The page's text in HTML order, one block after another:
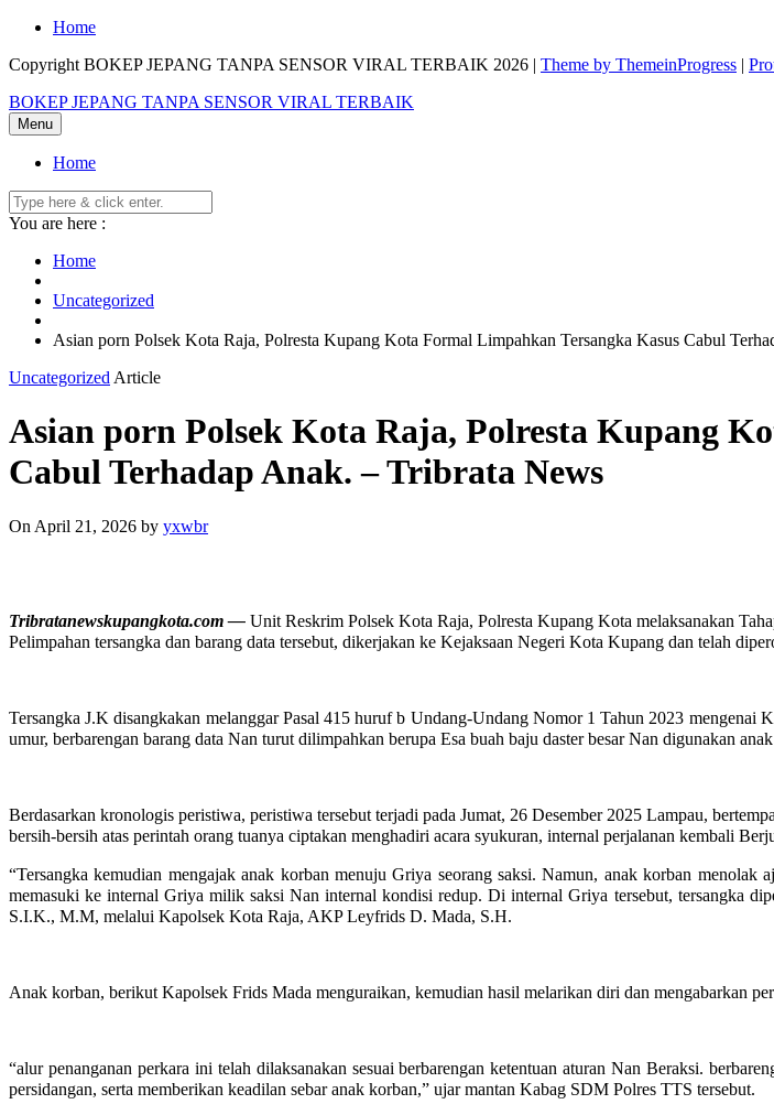
Skip
content
Home
Copyright BOKEP JEPANG TANPA SENSOR VIRAL TERBAIK 2026 | Theme by ThemeinProgress |
BOKEP JEPANG TANPA SENSOR VIRAL TERBAIK
Menu
Home
You are here :
Home
Uncategorized
Asian porn Polsek Kota Raja, Polresta Kupang Kota Formal Limpahkan Tersangka Kasus Cabul
Uncategorized Article
Asian porn Polsek Kota Raja, Polresta Kupang
Cabul Terhadap Anak. – Tribrata News
On April 21, 2026 by yxwbr
Tribratanewskupangkota.com — Unit Reskrim Polsek Kota Raja, Polresta Kupang Kota melaksanakan
Pelimpahan tersangka dan barang data tersebut, dikerjakan ke Kejaksaan Negeri Kota Kupang dan telah
Tersangka J.K disangkakan melanggar Pasal 415 huruf b Undang-Undang Nomor 1 Tahun 2023
umur, berbarengan barang data Nan turut dilimpahkan berupa Esa buah baju daster besar Nan digunakan
Berdasarkan kronologis peristiwa, peristiwa tersebut terjadi pada Jumat, 26 Desember 2025 Lampau,
bersih-bersih atas perintah orang tuanya ciptakan menghadiri acara syukuran, internal perjalanan kembali
“Tersangka kemudian mengajak anak korban menuju Griya seorang saksi. Namun, anak korban
memasuki ke internal Griya milik saksi Nan internal kondisi redup. Di internal Griya tersebut, tersangka
S.I.K., M.M, melalui Kapolsek Kota Raja, AKP Leyfrids D. Mada, S.H.
Anak korban, berikut Kapolsek Frids Mada menguraikan, kemudian hasil melarikan diri dan mengabarkan
“alur penanganan perkara ini telah dilaksanakan sesuai berbarengan ketentuan aturan Nan Beraksi.
persidangan, serta memberikan keadilan sebar anak korban,” ujar mantan Kabag SDM Polres TTS tersebut.